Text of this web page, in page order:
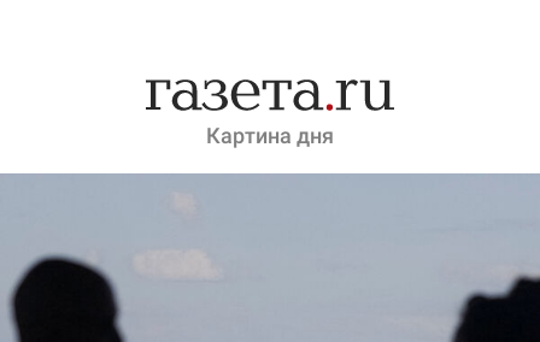
Картина дня